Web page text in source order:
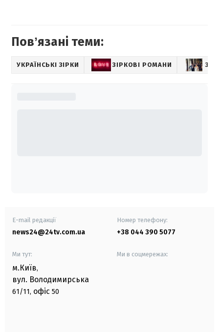
Повʼязані теми:
УКРАЇНСЬКІ ЗІРКИ ЗІРКОВІ РОМАНИ
E-mail редакції
news24@24tv.com.ua
Номер телефону:
+38 044 390 5077
Ми тут:
м.Київ,
вул. Володимирська
61/11, офіс 50
Ми в соцмережах: